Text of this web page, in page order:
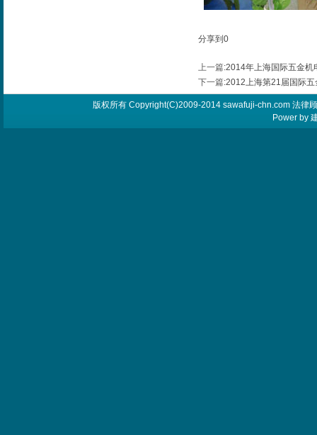
分享到 0
上一篇:2014年上海国际五金机
下一篇:2012上海第21届国际五
版权所有 Copyright(C)2009-2014 sawafuji-chn.com 法律
Power by